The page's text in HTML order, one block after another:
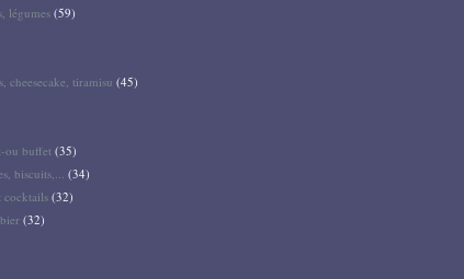
légumes (59)
cheesecake, tiramisu (45)
ou buffet (35)
biscuits,... (34)
cocktails(32)
(32)